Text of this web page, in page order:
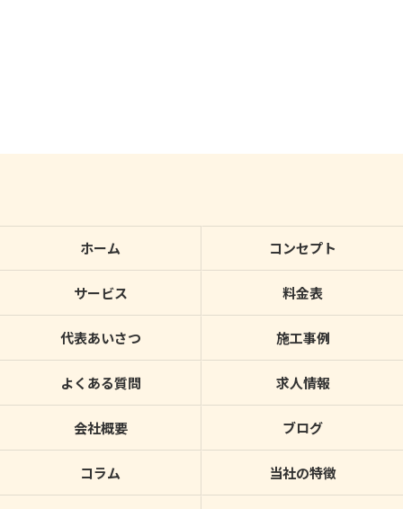
ホーム コンセプト
サービス 料金表
代表あいさつ 施工事例
よくある質問 求人情報
会社概要 ブログ
コラム 当社の特徴